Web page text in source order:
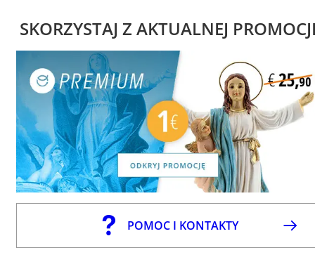
SKORZYSTAJ Z AKTUALNEJ
POMOC I KONTAKTY